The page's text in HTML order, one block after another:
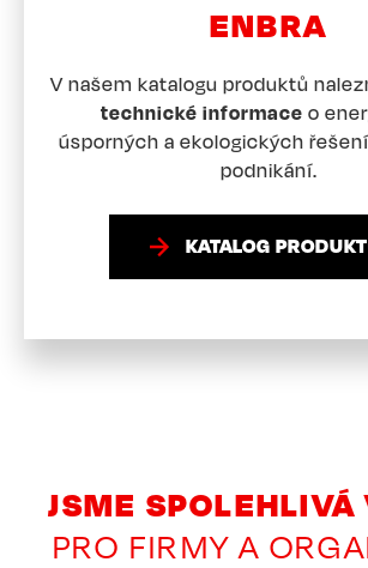
ENBRA
V našem katalogu produktů
technické informace o
úsporných a ekologických
podnikání.
KATALOG
JSME SPOLEHLIVÁ
PRO FIRMY A